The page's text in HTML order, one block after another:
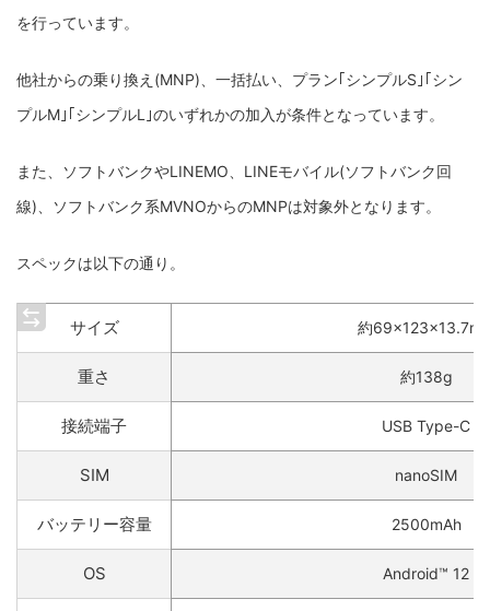
を行っています。
他社からの乗り換え(MNP)、一括払い、プラン｢シンプルS｣｢シン
プルM｣｢シンプルL｣のいずれかの加入が条件となっています。
また、ソフトバンクやLINEMO、LINEモバイル(ソフトバンク回
線)、ソフトバンク系MVNOからのMNPは対象外となります。
スペックは以下の通り。
サイズ 約
重さ 約138g
接続端子 USB Type-C
SIM nanoSIM
バッテリー容量 2500mAh
OS Android™ 12